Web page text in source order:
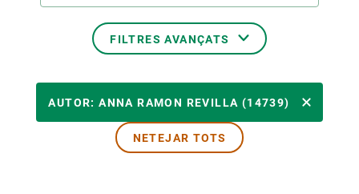
FILTRES AVANÇATS
TEMES TRANSVERSALS
AUTOR: ANNA RAMON REVILLA (14739)
NETEJAR TOTS